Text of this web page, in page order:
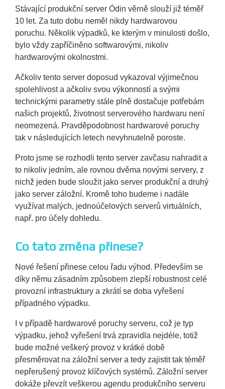
Stávající produkční server Ódin věrně slouží již téměř
10 let. Za tuto dobu neměl nikdy hardwarovou
poruchu. Několik výpadků, ke kterým v minulosti došlo,
bylo vždy zapříčiněno softwarovými, nikoliv
hardwarovými okolnostmi.
Ačkoliv tento server doposud vykazoval výjimečnou
spolehlivost a ačkoliv svou výkonností a svými
technickými parametry stále plně dostačuje potřebám
našich projektů, životnost serverového hardwaru není
neomezená. Pravděpodobnost hardwarové poruchy
tak v následujících letech nevyhnutelně poroste.
Proto jsme se rozhodli tento server zavčasu nahradit a
to nikoliv jedním, ale rovnou dvěma novými servery, z
nichž jeden bude sloužit jako server produkční a druhý
jako server záložní. Kromě toho budeme i nadále
využívat malých, jednoúčelových serverů virtuálních,
např. pro účely dohledu.
Co tato změna přinese?
Nové řešení přinese celou řadu výhod. Především se
díky němu zásadním způsobem zlepší robustnost celé
provozní infrastruktury a zkrátí se doba vyřešení
případného výpadku.
I v případě hardwarové poruchy serveru, což je typ
výpadku, jehož vyřešení trvá zpravidla nejdéle, totiž
bude možné veškerý provoz v krátké době
přesměrovat na záložní server a tedy zajistit tak téměř
nepřerušený provoz klíčových systémů. Záložní server
dokáže převzít veškerou agendu produkčního serveru